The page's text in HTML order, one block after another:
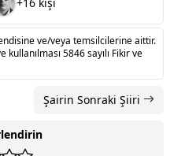
ve/veya temsilcilerine aittir.
5846 sayılı Fikir ve
Şairin Sonraki Şiiri